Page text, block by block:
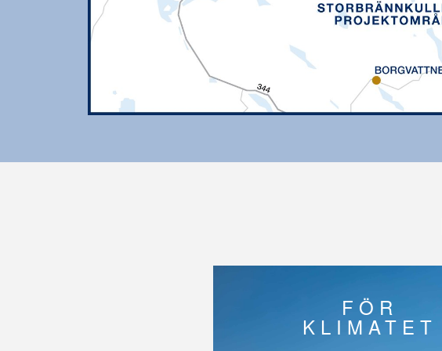
FÖR
KLIMATET